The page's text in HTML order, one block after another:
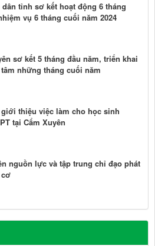
tỉnh sơ kết hoạt động 6 tháng
vụ 6 tháng cuối năm 2024
sơ kết 5 tháng đầu năm, triển khai
những tháng cuối năm
thiệu việc làm cho học sinh
tại Cẩm Xuyên
nguồn lực và tập trung chỉ đạo phát